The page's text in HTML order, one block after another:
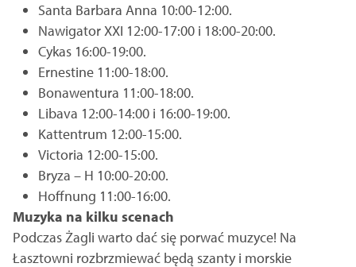
Santa Barbara Anna 10:00-12:00.
Nawigator XXI 12:00-17:00 i 18:00-20:00.
Cykas 16:00-19:00.
Ernestine 11:00-18:00.
Bonawentura 11:00-18:00.
Libava 12:00-14:00 i 16:00-19:00.
Kattentrum 12:00-15:00.
Victoria 12:00-15:00.
Bryza – H 10:00-20:00.
Hoffnung 11:00-16:00.
Muzyka na kilku scenach
Podczas Żagli warto dać się porwać muzyce! Na
Łasztowni rozbrzmiewać będą szanty i morskie